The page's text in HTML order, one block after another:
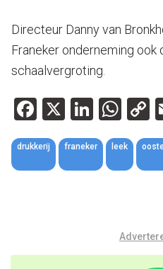
Directeur Danny van
Franeker onderneming ook
schaalvergroting.
Facebook
X
drukkerij franeker leek